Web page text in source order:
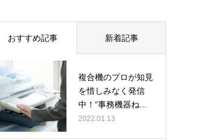
おすすめ記事 新着記事
複合機のプロが知見
を惜しみなく発信
中！“事務機器ね...
2022.01.13